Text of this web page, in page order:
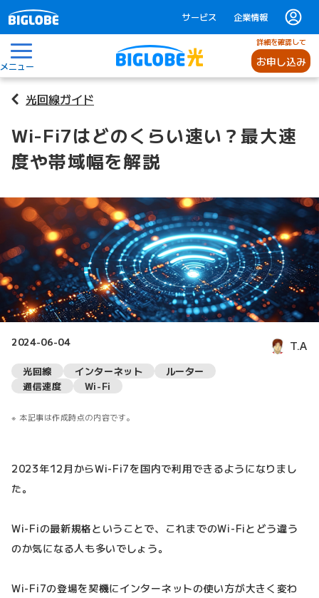
サービス 企業情報
メニュー
詳細を確認して
お申し込み
光回線ガイド
Wi-Fi7はどのくらい速い？最大速
度や帯域幅を解説
2024-06-04 T.A
光回線 インターネット
ルーター
通信速度
Wi-Fi
本記事は作成時点の内容です。
2023年12月からWi-Fi7を国内で利用できるようになりまし
た。
Wi-Fiの最新規格ということで、これまでのWi-Fiとどう違う
のか気になる人も多いでしょう。
Wi-Fi7の登場を契機にインターネットの使い方が大きく変わ